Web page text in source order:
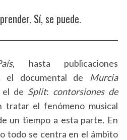
Sí, se puede.
, hasta publicaciones
el documental de Murcia
de Split: contorsiones de
el fenómeno musical
un tiempo a esta parte. En
todo se centra en el ámbito